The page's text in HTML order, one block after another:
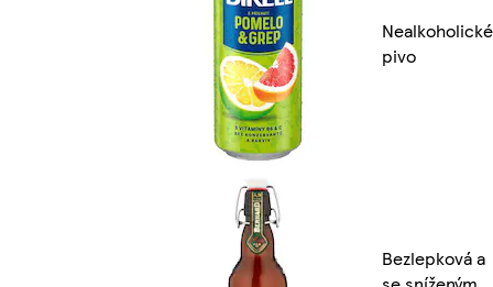
Nealkoholické
pivo
Bezlepková a